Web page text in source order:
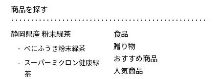
商品を探す
静岡県産 粉末緑茶
べにふうき粉末緑茶
スーパーミクロン健康緑
茶
食品
贈り物
おすすめ商品
人気商品